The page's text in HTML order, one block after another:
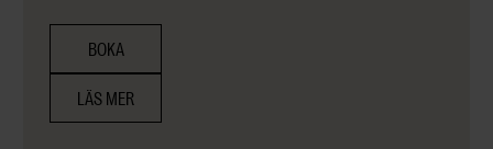
BOKA
LÄS MER